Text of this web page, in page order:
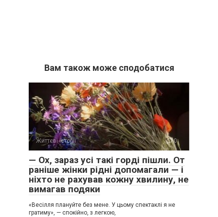
Вам також може сподобатися
Життєві історії 0
— Ох, зараз усі такі горді пішли. От
раніше жінки рідні допомагали — і
ніхто не рахував кожну хвилину, не
вимагав подяки
«Весілля плануйте без мене. У цьому спектаклі я не
гратиму», — спокійно, з легкою,